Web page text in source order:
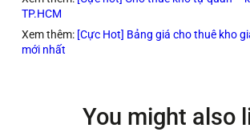
TP.HCM
Xem thêm: [Cực Hot] Bảng giá cho thuê kho
mới nhất
You might also